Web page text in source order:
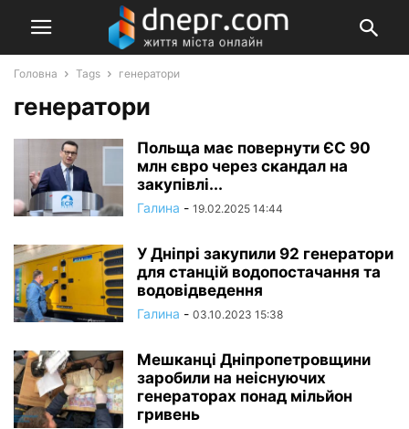
Головна Tags генератори
генератори
Польща має повернути ЄС 90
млн євро через скандал на
закупівлі...
Галина - 19.02.2025 14:44
У Дніпрі закупили 92 генератори
для станцій водопостачання та
водовідведення
Галина - 03.10.2023 15:38
Мешканці Дніпропетровщини
заробили на неіснуючих
генераторах понад мільйон
гривень